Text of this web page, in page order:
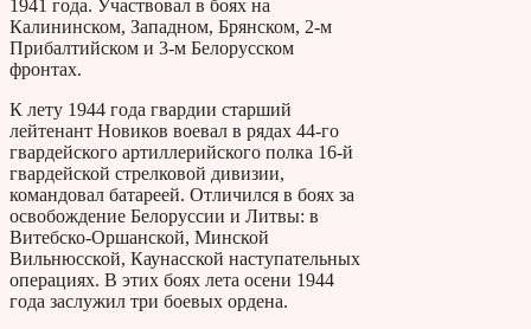
1941 года. Участвовал в боях на
Калининском, Западном, Брянском, 2-м
Прибалтийском и 3-м Белорусском
фронтах.
К лету 1944 года гвардии старший
лейтенант Новиков воевал в рядах 44-го
гвардейского артиллерийского полка 16-й
гвардейской стрелковой дивизии,
командовал батареей. Отличился в боях за
освобождение Белоруссии и Литвы: в
Витебско-Оршанской, Минской
Вильнюсской, Каунасской наступательных
операциях. В этих боях лета осени 1944
года заслужил три боевых ордена.